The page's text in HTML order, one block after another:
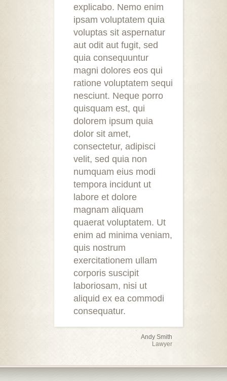
explicabo. Nemo enim
ipsam voluptatem quia
voluptas sit aspernatur
aut odit aut fugit, sed
quia consequuntur
magni dolores eos qui
ratione voluptatem sequi
nesciunt. Neque porro
quisquam est, qui
dolorem ipsum quia
dolor sit amet,
consectetur, adipisci
velit, sed quia non
numquam eius modi
tempora incidunt ut
labore et dolore
magnam aliquam
quaerat voluptatem. Ut
enim ad minima veniam,
quis nostrum
exercitationem ullam
corporis suscipit
laboriosam, nisi ut
aliquid ex ea commodi
consequatur.
Andy Smith
Lawyer